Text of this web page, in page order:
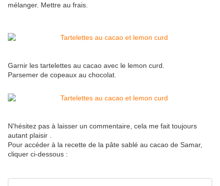
mélanger. Mettre au frais.
Garnir les tartelettes au cacao avec le lemon curd.
Parsemer de copeaux au chocolat.
N'hésitez pas à laisser un commentaire, cela me fait toujours
autant plaisir .
Pour accéder à la recette de la pâte sablé au cacao de Samar,
cliquer ci-dessous :